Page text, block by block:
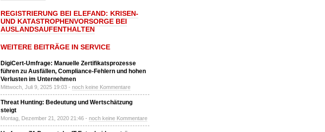
REGISTRIERUNG BEI ELEFAND: KRISEN-
UND KATASTROPHENVORSORGE BEI
AUSLANDSAUFENTHALTEN
WEITERE BEITRÄGE IN SERVICE
DigiCert-Umfrage: Manuelle Zertifikatsprozesse
führen zu Ausfällen, Compliance-Fehlern und hohen
Verlusten im Unternehmen
Mittwoch, Juli 9, 2025 19:03 - noch keine Kommentare
Threat Hunting: Bedeutung und Wertschätzung
steigt
Montag, Dezember 21, 2020 21:46 - noch keine Kommentare